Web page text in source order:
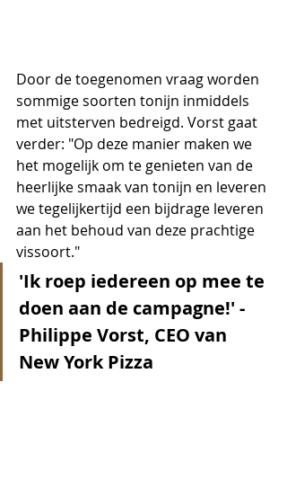
Door de toegenomen vraag worden
sommige soorten tonijn inmiddels
met uitsterven bedreigd. Vorst gaat
verder: "Op deze manier maken we
het mogelijk om te genieten van de
heerlijke smaak van tonijn en leveren
we tegelijkertijd een bijdrage leveren
aan het behoud van deze prachtige
vissoort."
'Ik roep iedereen op mee te
doen aan de campagne!' -
Philippe Vorst, CEO van
New York Pizza